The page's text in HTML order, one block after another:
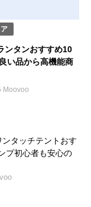
ンタンおすすめ10
い品から高機能商
Moovoo
ンタッチテントおす
プ初心者も安心の